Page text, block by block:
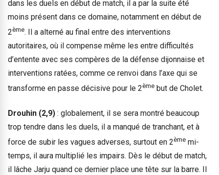
dans les duels en début de match, il a par la suite été
moins présent dans ce domaine, notamment en début de
2ème. Il a alterné au final entre des interventions
autoritaires, où il compense même les entre difficultés
d’entente avec ses compères de la défense dijonnaise et
interventions ratées, comme ce renvoi dans l’axe qui se
transforme en passe décisive pour le 2ème but de Cholet.
Drouhin (2,9) : globalement, il se sera montré beaucoup
trop tendre dans les duels, il a manqué de tranchant, et à
force de subir les vagues adverses, surtout en 2ème mi-
temps, il aura multiplié les impairs. Dès le début de match,
il lâche Jarju quand ce dernier place une tête sur la barre. Il